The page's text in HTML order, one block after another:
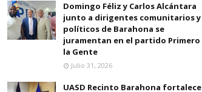
Domingo Féliz y Carlos Alcántara
junto a dirigentes comunitarios y
políticos de Barahona se
juramentan en el partido Primero
la Gente
Julio 31, 2026
UASD Recinto Barahona fortalece